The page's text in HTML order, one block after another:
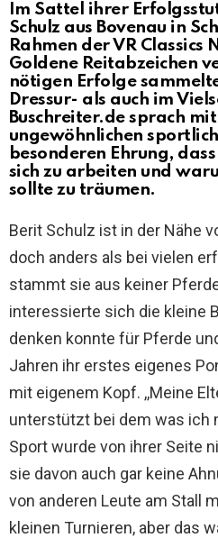
Im Sattel ihrer
Schulz aus Bovenau in
Rahmen der VR Classics
Goldene Reitabzeichen
nötigen Erfolge
Dressur- als auch im
Buschreiter.de sprach
ungewöhnlichen
besonderen Ehrung,
sich zu arbeiten und
sollte zu träumen.
Berit Schulz ist in der Nähe
doch anders als bei vielen
stammt sie aus keiner
interessierte sich die kleine
denken konnte für Pferde
Jahren ihr erstes eigenes
mit eigenem Kopf. ,,Meine
unterstützt bei dem was ich
Sport wurde von ihrer Seite
sie davon auch gar keine
von anderen Leute am Stall
kleinen Turnieren, aber das